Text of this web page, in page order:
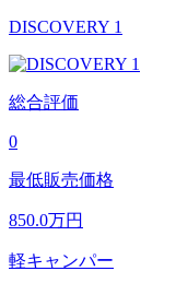
DISCOVERY 1
総合評価
0
最低販売価格
850.0万円
軽キャンパー